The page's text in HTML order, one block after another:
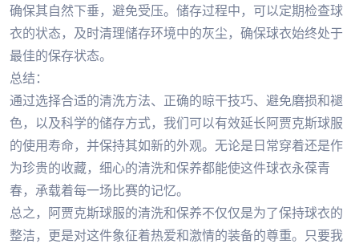
确保其自然下垂，避免受压。储存过程中，可以定期检查球
衣的状态，及时清理储存环境中的灰尘，确保球衣始终处于
最佳的保存状态。
总结：
通过选择合适的清洗方法、正确的晾干技巧、避免磨损和褪
色，以及科学的储存方式，我们可以有效延长阿贾克斯球服
的使用寿命，并保持其如新的外观。无论是日常穿着还是作
为珍贵的收藏，细心的清洗和保养都能使这件球衣永葆青
春，承载着每一场比赛的记忆。
总之，阿贾克斯球服的清洗和保养不仅仅是为了保持球衣的
整洁，更是对这件象征着热爱和激情的装备的尊重。只要我